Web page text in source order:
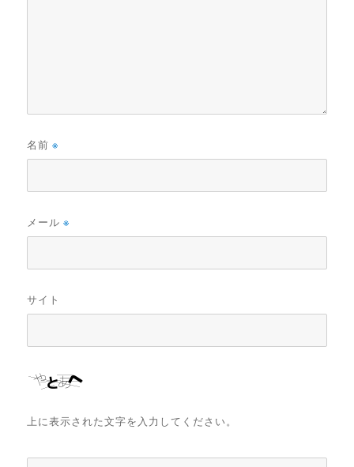
名前※
メール※
サイト
上に表示された文字を入力してください。